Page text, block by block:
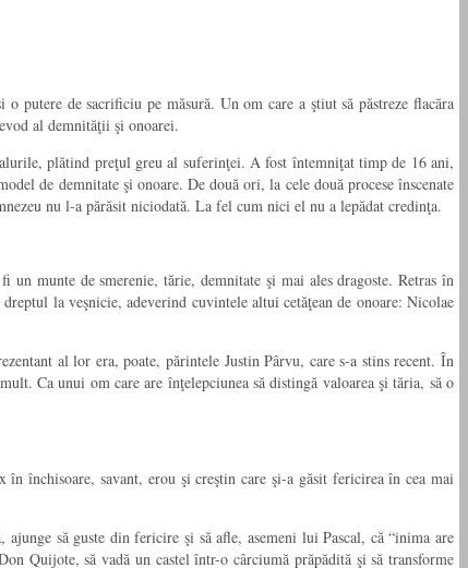
putere de sacrificiu pe măsură. Un om care a ştiut să păstreze flacăra
al demnităţii şi onoarei.
plătind preţul greu al suferinţei. A fost întemniţat timp de 16 ani,
de demnitate şi onoare. De două ori, la cele două procese înscenate
nu l-a părăsit niciodată. La fel cum nici el nu a lepădat credinţa.
munte de smerenie, tărie, demnitate şi mai ales dragoste. Retras în
la veşnicie, adeverind cuvintele altui cetăţean de onoare: Nicolae
al lor era, poate, părintele Justin Pârvu, care s-a stins recent. În
Ca unui om care are înţelepciunea să distingă valoarea şi tăria, să o
închisoare, savant, erou şi creştin care şi-a găsit fericirea în cea mai
să guste din fericire şi să afle, asemeni lui Pascal, că “inima are
Quijote, să vadă un castel într-o cârciumă prăpădită şi să transforme